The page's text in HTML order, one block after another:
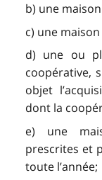
b) une
c) une
d) une ou
coopérative,
objet
dont la
e) une
prescrites et
toute l’année;